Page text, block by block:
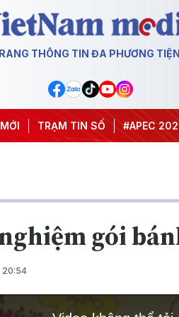
THÔNG TIN ĐA PHƯƠNG
TRẠM TIN SỐ
ương 3 #APEC 2027
gói
20:54